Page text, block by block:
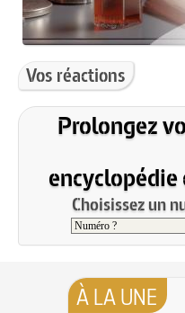
Vos réactions
Prolongez
encyclopédie
Choisissez un
À LA UNE